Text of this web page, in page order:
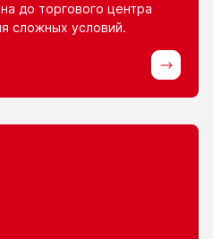
до торгового центра
сложных условий.